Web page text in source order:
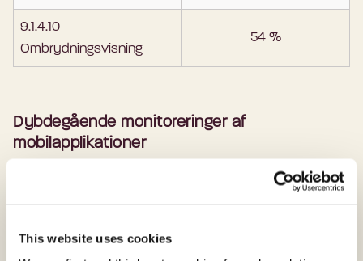
This website uses cookies
9.1.4.10
Ombrydningsvisning
54 %
Dybdegående monitoreringer af
mobilapplikationer
Fejlede andel
relationer